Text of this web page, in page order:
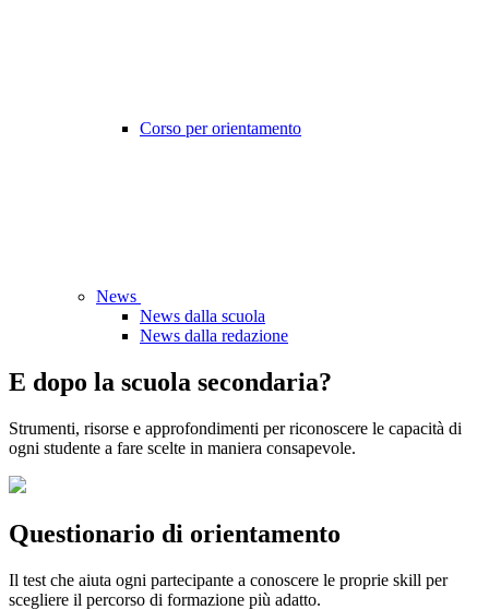
Corso per orientamento
News
News dalla scuola
News dalla redazione
E dopo la scuola secondaria?
Strumenti, risorse e approfondimenti per riconoscere le capacità di
ogni studente a fare scelte in maniera consapevole.
Questionario di orientamento
Il test che aiuta ogni partecipante a conoscere le proprie skill per
scegliere il percorso di formazione più adatto.